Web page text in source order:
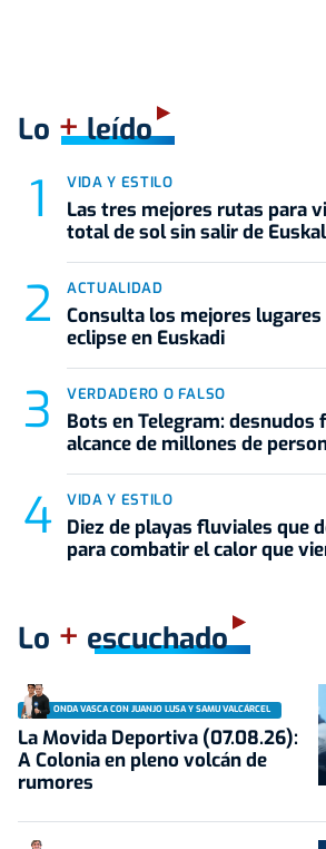
Lo +leído
VIDA Y ESTILO
Las tres mejores rutas para
total de sol sin salir de
ACTUALIDAD
Consulta los mejores
eclipse en Euskadi
VERDADERO O FALSO
Bots en Telegram: desnudos
alcance de millones de
VIDA Y ESTILO
Diez de playas fluviales que
para combatir el calor que
Lo + escuchado
ONDA VASCA CON JUANJO LUSA Y SAMU VALCÁRCEL
La Movida Deportiva (07.08.26):
A Colonia en pleno volcán de
rumores